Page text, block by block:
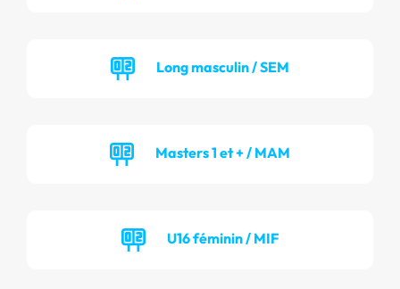
Long masculin / SEM
Masters 1 et + / MAM
U16 féminin / MIF